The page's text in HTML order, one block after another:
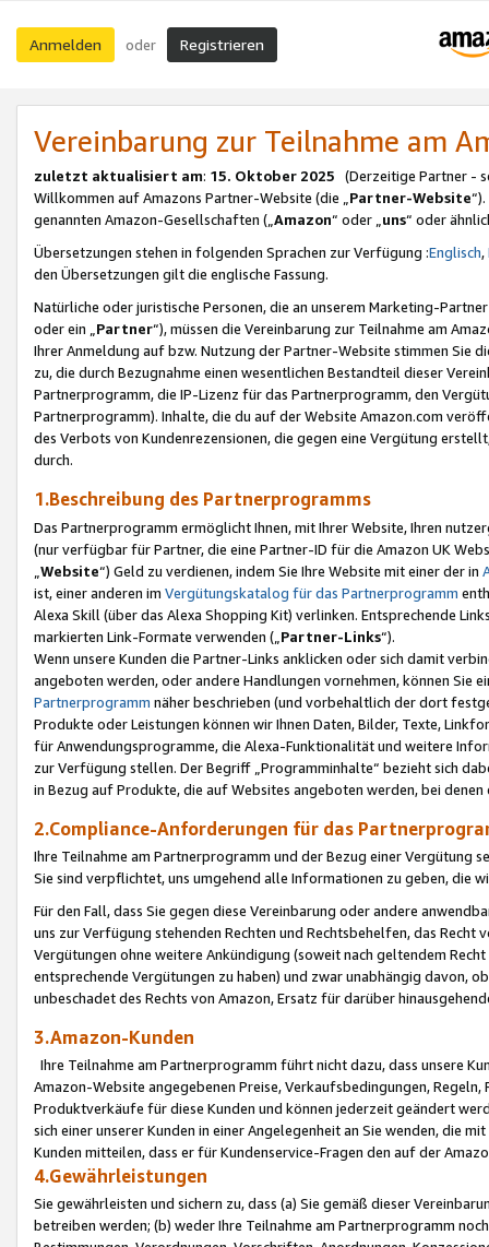
Anmelden oder Registrieren
Vereinbarung zur Teilnahme am
zuletzt aktualisiert am: 15. Oktober 2025 (Derzeitige Partner -
Willkommen auf Amazons Partner-Website (die „Partner-Website
genannten Amazon-Gesellschaften („Amazon“ oder „uns“ oder
Übersetzungen stehen in folgenden Sprachen zur Verfügung :Englisch,
den Übersetzungen gilt die englische Fassung.
Natürliche oder juristische Personen, die an unserem Marketing-
oder ein „Partner“), müssen die Vereinbarung zur Teilnahme am
Ihrer Anmeldung auf bzw. Nutzung der Partner-Website stimmen Sie
zu, die durch Bezugnahme einen wesentlichen Bestandteil dieser
Partnerprogramm, die IP-Lizenz für das Partnerprogramm, den
Partnerprogramm). Inhalte, die du auf der Website Amazon.com
des Verbots von Kundenrezensionen, die gegen eine Vergütung
durch.
1.Beschreibung des Partnerprogramms
Das Partnerprogramm ermöglicht Ihnen, mit Ihrer Website, Ihren
(nur verfügbar für Partner, die eine Partner-ID für die Amazon UK
Website“) Geld zu verdienen, indem Sie Ihre Website mit einer der in
ist, einer anderen im Vergütungskatalog für das Partnerprogramm
Alexa Skill (über das Alexa Shopping Kit) verlinken. Entsprechende
markierten Link-Formate verwenden („ Partner-Links“).
Wenn unsere Kunden die Partner-Links anklicken oder sich damit
angeboten werden, oder andere Handlungen vornehmen, können Sie
Partnerprogramm näher beschrieben (und vorbehaltlich der dort
Produkte oder Leistungen können wir Ihnen Daten, Bilder, Texte,
für Anwendungsprogramme, die Alexa-Funktionalität und weitere
zur Verfügung stellen. Der Begriff „Programminhalte“ bezieht sich
in Bezug auf Produkte, die auf Websites angeboten werden, bei
2.Compliance-Anforderungen für das
Ihre Teilnahme am Partnerprogramm und der Bezug einer Vergütung
Sie sind verpflichtet, uns umgehend alle Informationen zu geben, die
Für den Fall, dass Sie gegen diese Vereinbarung oder andere
uns zur Verfügung stehenden Rechten und Rechtsbehelfen, das
Vergütungen ohne weitere Ankündigung (soweit nach geltendem
entsprechende Vergütungen zu haben) und zwar unabhängig davon,
unbeschadet des Rechts von Amazon, Ersatz für darüber
3.Amazon-Kunden
Ihre Teilnahme am Partnerprogramm führt nicht dazu, dass unsere
Amazon-Website angegebenen Preise, Verkaufsbedingungen,
Produktverkäufe für diese Kunden und können jederzeit geändert
sich einer unserer Kunden in einer Angelegenheit an Sie wenden, die
Kunden mitteilen, dass er für Kundenservice-Fragen den auf der
4.Gewährleistungen
Sie gewährleisten und sichern zu, dass (a) Sie gemäß dieser
betreiben werden; (b) weder Ihre Teilnahme am Partnerprogramm